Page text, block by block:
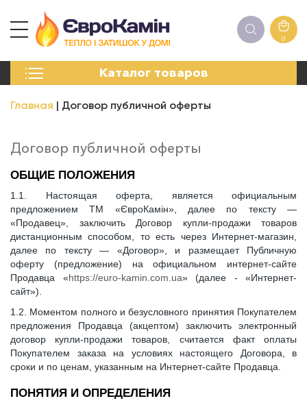
0
Каталог товаров
ПЕЧИ
ЭЛЕКТРОКАМИН
АКСЕССУАРЫ
ХИМИЯ
МОНТАЖ
ЭНЕРГОСИСТЕМЫ
Главная Договор публичной оферты
Договор публичной оферты
ОБЩИЕ ПОЛОЖЕНИЯ
1.1. Настоящая оферта, является официальным
предложением ТМ «ЄвроКамін», далее по тексту —
«Продавец», заключить Договор купли-продажи товаров
дистанционным способом, то есть через Интернет-магазин,
далее по тексту — «Договор», и размещает Публичную
оферту (предложение) на официальном интернет-сайте
Продавца «https://euro-kamin.com.ua» (далее - «Интернет-
сайт»).
1.2. Моментом полного и безусловного принятия Покупателем
предложения Продавца (акцептом) заключить электронный
договор купли-продажи товаров, считается факт оплаты
Покупателем заказа на условиях настоящего Договора, в
сроки и по ценам, указанным на Интернет-сайте Продавца.
ПОНЯТИЯ И ОПРЕДЕЛЕНИЯ